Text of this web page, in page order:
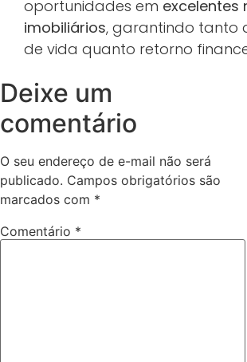
oportunidades em excelentes
imobiliários, garantindo tanto
de vida quanto retorno
Deixe um
comentário
O seu endereço de e-mail não será
publicado. Campos obrigatórios são
marcados com *
Comentário *